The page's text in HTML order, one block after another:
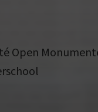
Open